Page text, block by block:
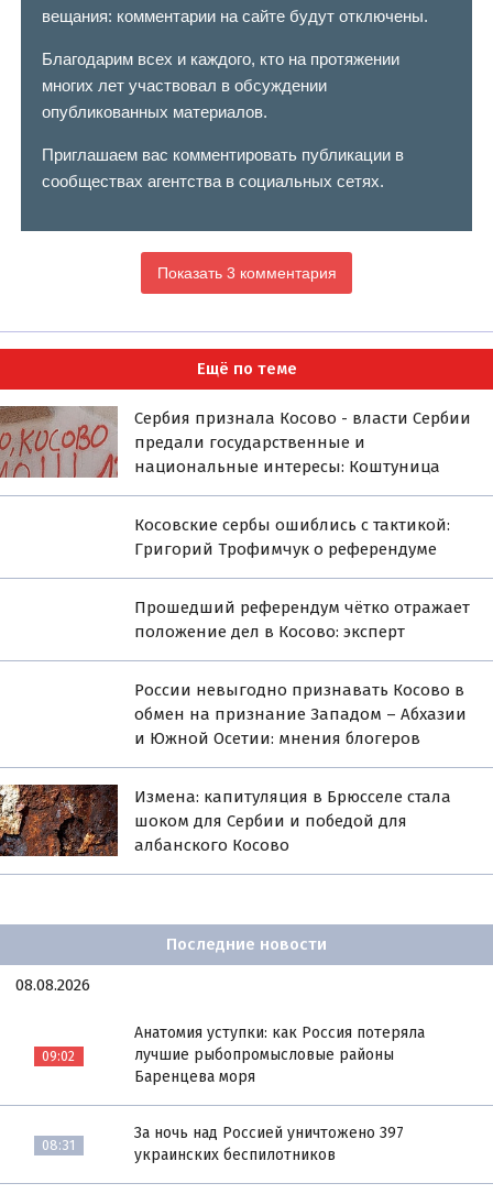
вещания: комментарии на сайте будут отключены.
Благодарим всех и каждого, кто на протяжении
многих лет участвовал в обсуждении
опубликованных материалов.
Приглашаем вас комментировать публикации в
сообществах агентства в социальных сетях.
Показать 3 комментария
Ещё по теме
Сербия признала Косово - власти Сербии
предали государственные и
национальные интересы: Коштуница
Косовские сербы ошиблись с тактикой:
Григорий Трофимчук о референдуме
Прошедший референдум чётко отражает
положение дел в Косово: эксперт
России невыгодно признавать Косово в
обмен на признание Западом – Абхазии
и Южной Осетии: мнения блогеров
Измена: капитуляция в Брюсселе стала
шоком для Сербии и победой для
албанского Косово
Последние новости
08.08.2026
09:02
Анатомия уступки: как Россия потеряла
лучшие рыбопромысловые районы
Баренцева моря
08:31
За ночь над Россией уничтожено 397
украинских беспилотников